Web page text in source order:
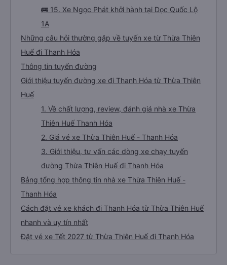
🚌 15. Xe Ngọc Phát khởi hành tại Dọc Quốc Lộ
1A
Những câu hỏi thường gặp về tuyến xe từ Thừa Thiên
Huế đi Thanh Hóa
Thông tin tuyến đường
Giới thiệu tuyến đường xe đi Thanh Hóa từ Thừa Thiên
Huế
1. Về chất lượng, review, đánh giá nhà xe Thừa
Thiên Huế Thanh Hóa
2. Giá vé xe Thừa Thiên Huế - Thanh Hóa
3. Giới thiệu, tư vấn các dòng xe chạy tuyến
đường Thừa Thiên Huế đi Thanh Hóa
Bảng tổng hợp thông tin nhà xe Thừa Thiên Huế -
Thanh Hóa
Cách đặt vé xe khách đi Thanh Hóa từ Thừa Thiên Huế
nhanh và uy tín nhất
Đặt vé xe Tết 2027 từ Thừa Thiên Huế đi Thanh Hóa